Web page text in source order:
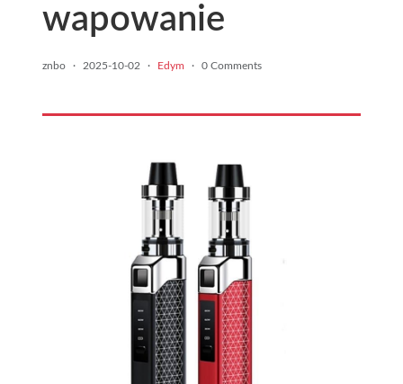
wapowanie
znbo · 2025-10-02 · Edym · 0 Comments